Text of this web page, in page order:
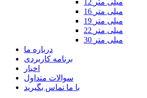
12 میلی متر
16 میلی متر
19 میلی متر
22 میلی متر
30 میلی متر
درباره ما
برنامه کاربردی
اخبار
سوالات متداول
با ما تماس بگیرید